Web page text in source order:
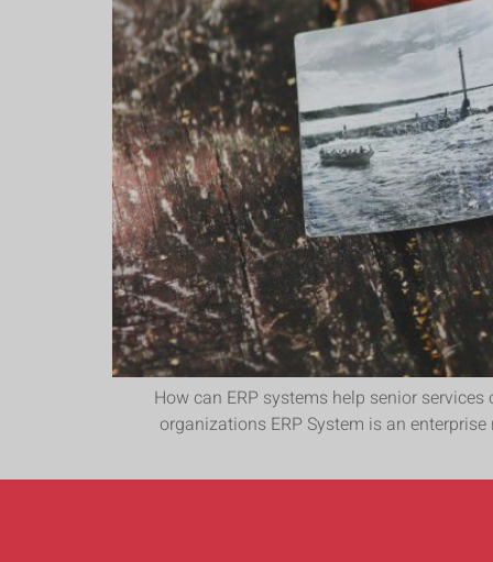
2. How can ERP systems help senior
organizations ERP System is an